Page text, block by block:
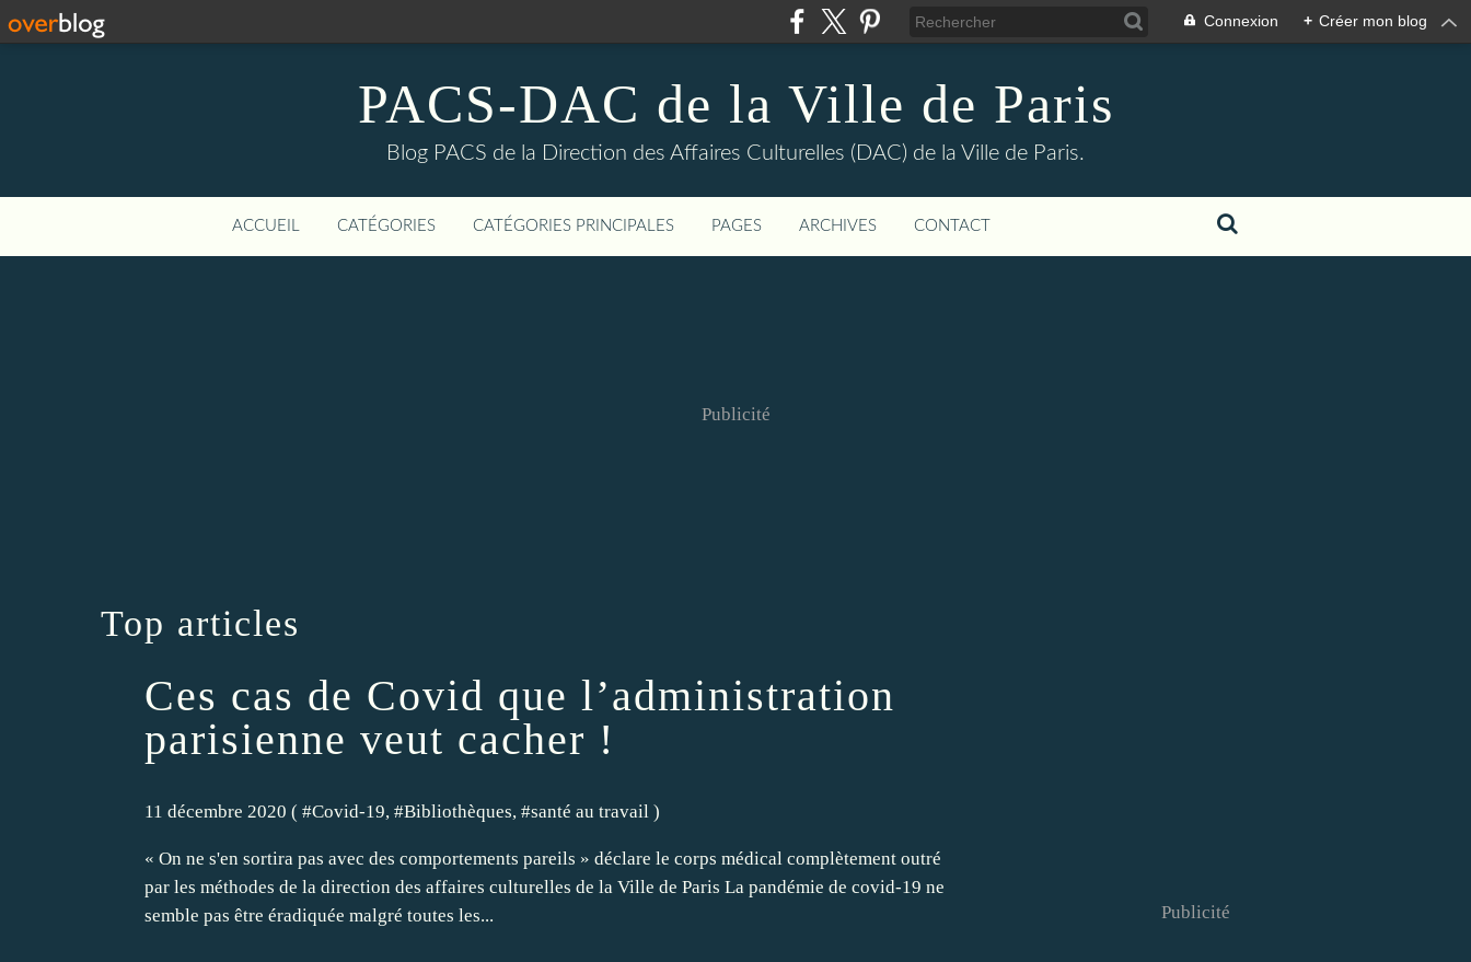
Connexion + Créer mon blog
PACS-DAC de la Ville de Paris
Blog PACS de la Direction des Affaires Culturelles (DAC) de la Ville de Paris.
ACCUEIL CATÉGORIES CATÉGORIES PRINCIPALES PAGES ARCHIVES CONTACT
Publicité
Top articles
Ces cas de Covid que l’administration
parisienne veut cacher !
11 décembre 2020 ( #Covid-19, #Bibliothèques, #santé au travail )
« On ne s'en sortira pas avec des comportements pareils » déclare le corps médical complètement outré
par les méthodes de la direction des affaires culturelles de la Ville de Paris La pandémie de covid-19 ne
semble pas être éradiquée malgré toutes les...
Publicité